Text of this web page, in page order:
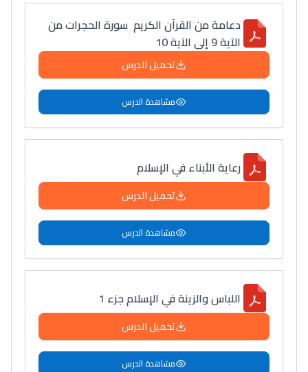
دعامة من القرآن الكريم سورة الحجرات من
الآية 9 إلى الآية 10
تحميل الدرس
مشاهدة الدرس
رعاية الأبناء في الإسلام
تحميل الدرس
مشاهدة الدرس
اللباس والزينة في الإسلام جزء 1
تحميل الدرس
مشاهدة الدرس